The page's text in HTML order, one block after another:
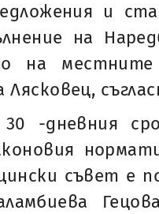
и
на
на
-дневния
съвет е